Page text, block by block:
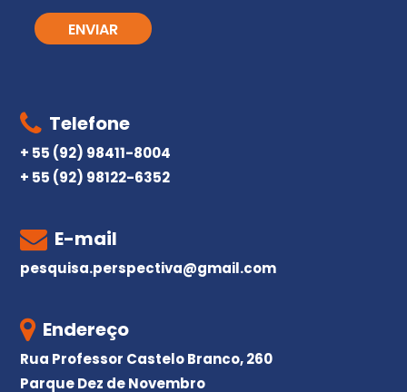
Telefone
+ 55 (92) 98411-8004
+ 55 (92) 98122-6352
E-mail
pesquisa.perspectiva@gmail.com
Endereço
Rua Professor Castelo Branco, 260
Parque Dez de Novembro